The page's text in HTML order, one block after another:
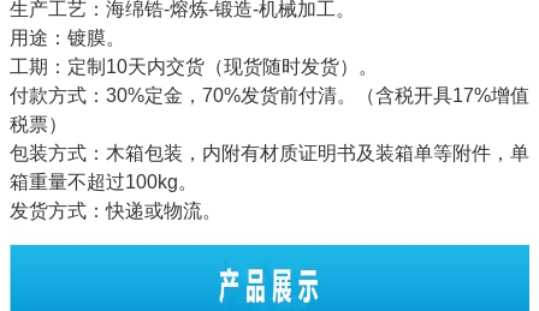
生产工艺：海绵锆-熔炼-锻造-机械加工。
用途：镀膜。
工期：定制10天内交货（现货随时发货）。
付款方式：30%定金，70%发货前付清。（含税开具17%增值
税票）
包装方式：木箱包装，内附有材质证明书及装箱单等附件，单
箱重量不超过100kg。
发货方式：快递或物流。